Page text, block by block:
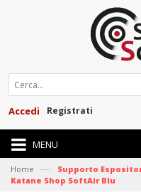
Registrati
Accedi
MENU
Home —›
Supporto
Katane Shop SoftAir Blu